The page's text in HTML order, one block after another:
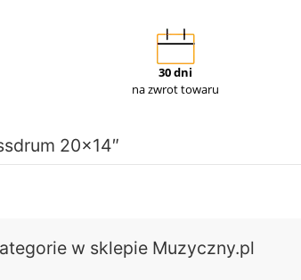
30 dni
na zwrot towaru
20x14″
w sklepie Muzyczny.pl